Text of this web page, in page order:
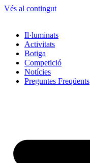
Vés al contingut
Il·luminats
Activitats
Botiga
Competició
Notícies
Preguntes Freqüents